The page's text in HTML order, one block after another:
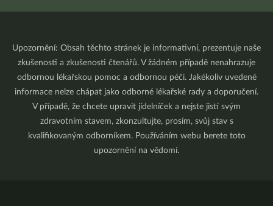
Upozornění: Obsah těchto stránek je informativní, prezentuje naše
zkušenosti a zkušenosti čtenářů. V žádném případě nenahrazuje
odbornou lékařskou pomoc a odbornou péči. Jakékoliv uvedené
informace nelze chápat jako odborné lékařské rady a doporučení.
V případě, že chcete upravit jídelníček a nejste jistí svým
zdravotním stavem, zkonzultujte, prosím, svůj stav s
kvalifikovaným odborníkem. Používáním webu berete toto
upozornění na vědomí.